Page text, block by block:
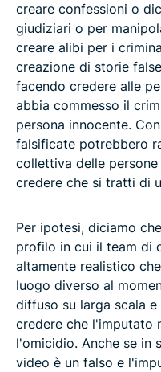
creare confessioni o
giudiziari o per
creare alibi per i
creazione di storie
facendo credere alle
abbia commesso il
persona innocente.
falsificate potrebbero
collettiva delle
credere che si tratti di
Per ipotesi, diciamo
profilo in cui il team di
altamente realistico
luogo diverso al
diffuso su larga scala
credere che l'imputato
l'omicidio. Anche se in
video è un falso e